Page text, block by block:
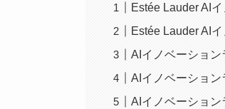
Estée Lauder AI
Estée Lauder AI
AIイノベーショ
AIイノベーショ
AIイノベーショ